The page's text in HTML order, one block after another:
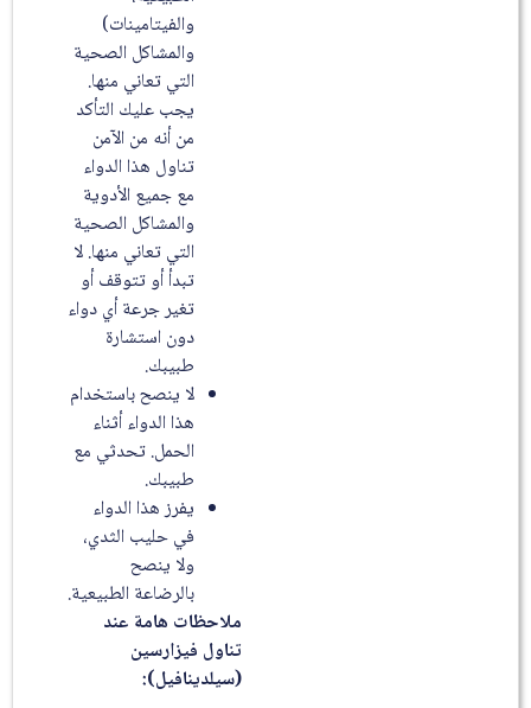
والفيتامينات)
والمشاكل الصحية
التي تعاني منها.
يجب عليك التأكد
من أنه من الآمن
تناول هذا الدواء
مع جميع الأدوية
والمشاكل الصحية
التي تعاني منها. لا
تبدأ أو تتوقف أو
تغير جرعة أي دواء
دون استشارة
طبيبك.
لا ينصح باستخدام
هذا الدواء أثناء
الحمل. تحدثي مع
طبيبك.
يفرز هذا الدواء
في حليب الثدي،
ولا ينصح
بالرضاعة الطبيعية.
ملاحظات هامة عند
تناول فيزارسين
(سيلدينافيل):